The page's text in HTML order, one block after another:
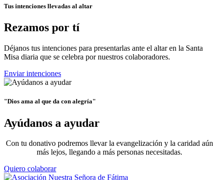
Tus intenciones llevadas al altar
Rezamos por tí
Déjanos tus intenciones para presentarlas ante el altar en la Santa
Misa diaria que se celebra por nuestros colaboradores.
Enviar intenciones
"Dios ama al que da con alegría"
Ayúdanos a ayudar
Con tu donativo podremos llevar la evangelización y la caridad aún
más lejos, llegando a más personas necesitadas.
Quiero colaborar